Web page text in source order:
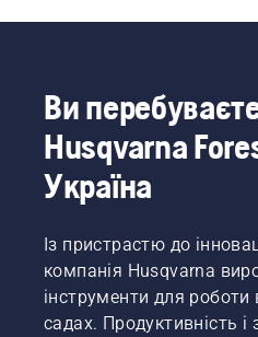
Ви
Husqvarna
Україна
Із пристрастю до
компанія Husqvarna
інструменти для роботи
садах. Продуктивність і